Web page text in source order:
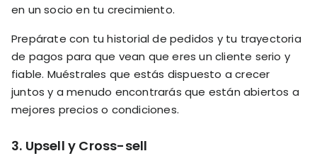
en un socio en tu crecimiento.
Prepárate con tu historial de pedidos y tu trayectoria
de pagos para que vean que eres un cliente serio y
fiable. Muéstrales que estás dispuesto a crecer
juntos y a menudo encontrarás que están abiertos a
mejores precios o condiciones.
3. Upsell y Cross-sell